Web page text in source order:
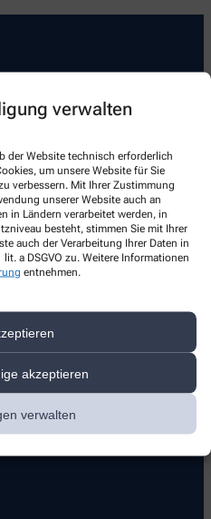
verwalten
der Website technisch erforderlich
um unsere Website für Sie
verbessern. Mit Ihrer Zustimmung
unserer Website auch an
in Ländern verarbeitet werden, in
besteht, stimmen Sie mit Ihrer
auch der Verarbeitung Ihrer Daten in
a DSGVO zu. Weitere Informationen
entnehmen.
akzeptieren
verwalten